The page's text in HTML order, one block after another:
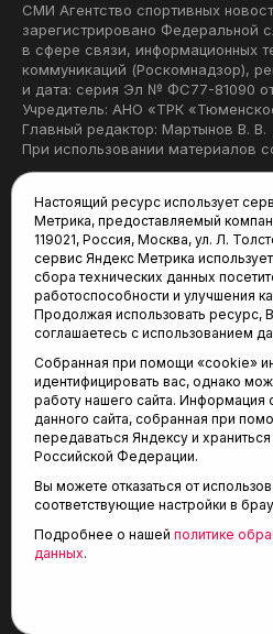
СМИ Агентство спортивных
зарегистрировано Федеральной
в сфере связи, информационных
коммуникаций (Роскомнадзор),
и дата: серия Эл № ФС77-81090
Учредитель: АНО «ТРК
Главный редактор: Мартынов В. В.
При использовании материалов
Редакция:
625035, Тюмень, пр.
(3452) 68-22-28
tum-arena@mail.ru
Отдел продаж:
(3452) 68-89-78
kotovaev@sibinformburo.ru
© 2001-2026 Агентство
Настоящий ресурс использует
Метрика, предоставляемый
119021, Россия, Москва, ул. Л.
сервис Яндекс Метрика
сбора технических данных
работоспособности и улучшения
Продолжая использовать ресурс,
соглашаетесь с использованием
Собранная при помощи «cookie»
идентифицировать вас, однако
работу нашего сайта. Информация
данного сайта, собранная при
передаваться Яндексу и
Российской Федерации.
Вы можете отказаться от
соответствующие настройки в
Подробнее о нашей политике
данных.